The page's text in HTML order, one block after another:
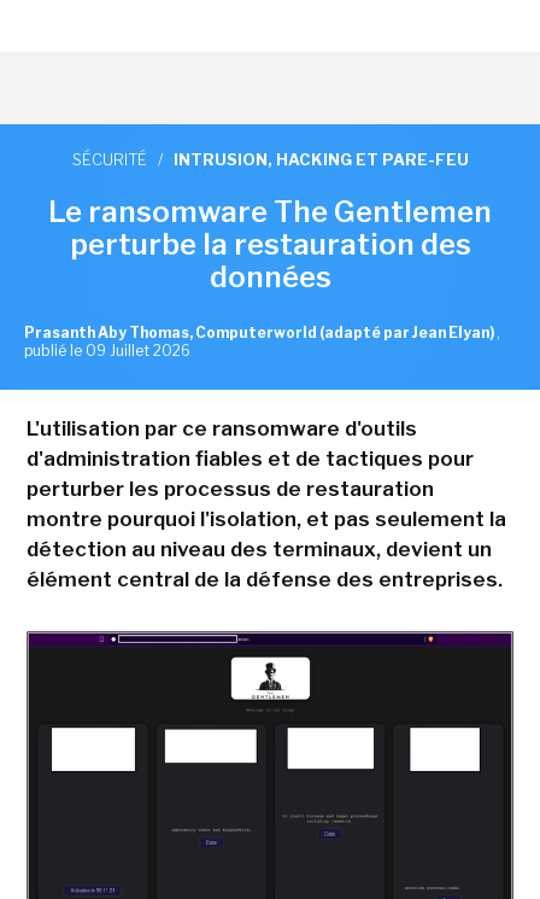
SÉCURITÉ / INTRUSION, HACKING ET PARE-FEU
Le ransomware The Gentlemen
perturbe la restauration des
données
Prasanth Aby Thomas, Computerworld (adapté par Jean Elyan) ,
publié le 09 Juillet 2026
L'utilisation par ce ransomware d'outils
d'administration fiables et de tactiques pour
perturber les processus de restauration
montre pourquoi l'isolation, et pas seulement la
détection au niveau des terminaux, devient un
élément central de la défense des entreprises.